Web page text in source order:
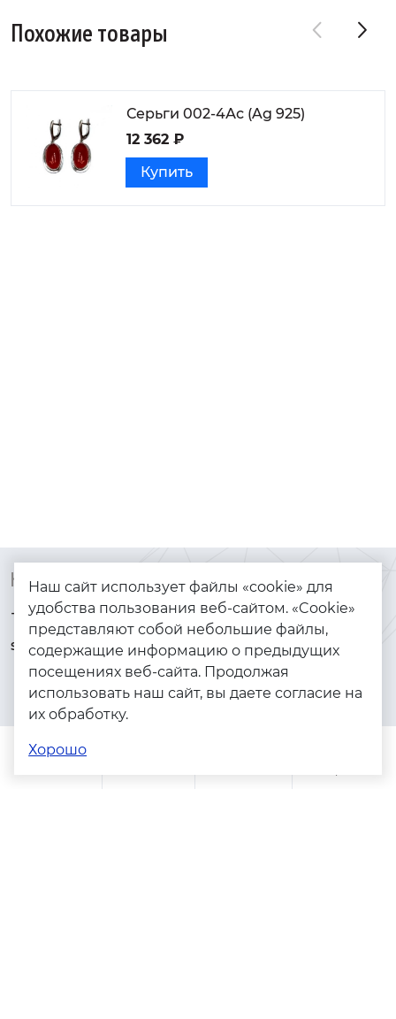
Похожие товары
Серьги 002-4Ас (Ag 925)
12 362 ₽
Купить
Контакты
+7 (925) 144-64-73
serebryanyye.grani@mail.ru
Каталог
Браслеты
Золото
Серебро
Помощь
Наш сайт использует файлы «cookie» для
удобства пользования веб-сайтом. «Cookie»
представляют собой небольшие файлы,
содержащие информацию о предыдущих
посещениях веб-сайта. Продолжая
использовать наш сайт, вы даете согласие на
их обработку.
Хорошо